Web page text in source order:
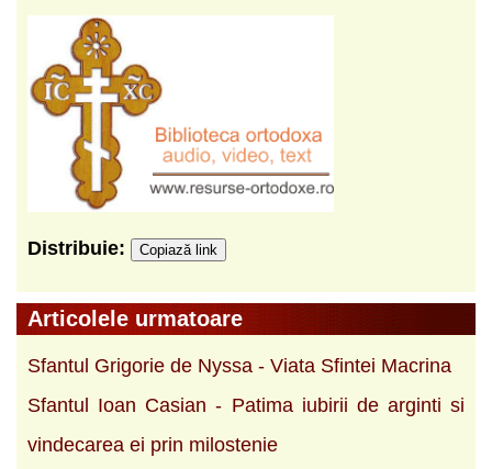
Distribuie: Copiază link
Articolele urmatoare
Sfantul Grigorie de Nyssa - Viata Sfintei Macrina
Sfantul Ioan Casian - Patima iubirii de arginti si
vindecarea ei prin milostenie